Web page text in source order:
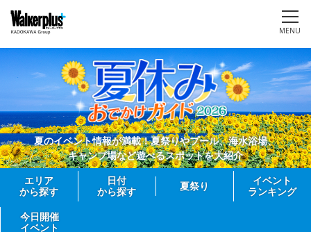
MENU
夏のイベント情報が満載！夏祭りやプール、海水浴場、
キャンプ場など遊べるスポットを大紹介
エリア
から探す
日付
から探す
夏祭り
イベント
ランキング
今日開催
イベント